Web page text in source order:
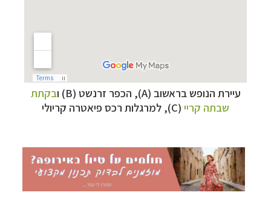
עיירת הנופש בראשוב (A), הכפר זרנשט (B) ו
בקתת
שבתה קריי (C), למרגלות רכס פיאטרה קריולי